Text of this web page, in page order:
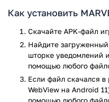
злодеев. Для
героев должны прыгнуть в
устрашающим сценариям
Всего под управлением
Капитан Америка;
Железный Человек;
Как установить
Скачайте APK-файл
Найдите
шторке уведомлений
помощью любого
Если файл скачался
WebView на Android
помощью любого